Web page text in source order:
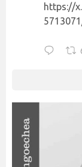
https://